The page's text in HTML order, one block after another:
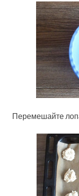
Перемешайте